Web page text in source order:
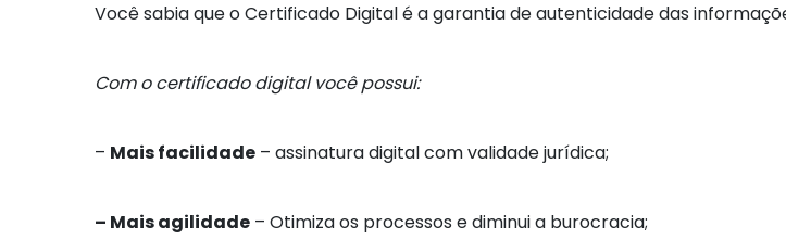
Você sabia que o Certificado Digital é a garantia de autenticidade das
Com o certificado digital você possui:
– Mais facilidade – assinatura digital com validade jurídica;
– Mais agilidade – Otimiza os processos e diminui a burocracia;